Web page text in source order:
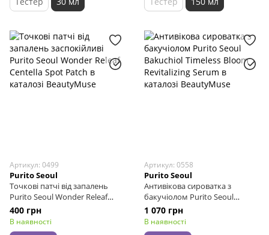
Артикул: 0499
Purito Seoul
Точкові патчі від запалень
Purito Seoul Wonder Releaf
Centella Spot Patch, 51 шт
400 грн
В наявності
Артикул: 0558
Purito Seoul
Антивікова сироватка з
бакучіолом Purito Seoul
Bakuchiol Timeless Bloom
Revitalizing Serum, 30 мл
1 070 грн
В наявності